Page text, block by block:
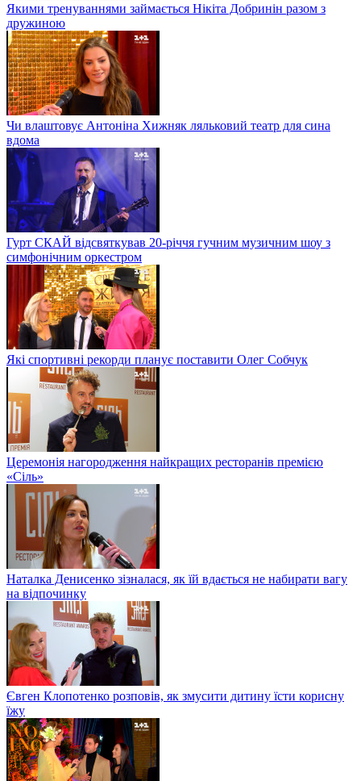
Якими тренуваннями займається Нікіта Добринін разом з
дружиною
Чи влаштовує Антоніна Хижняк ляльковий театр для сина
вдома
Гурт СКАЙ відсвяткував 20-річчя гучним музичним шоу з
симфонічним оркестром
Які спортивні рекорди планує поставити Олег Собчук
Церемонія нагородження найкращих ресторанів премією
«Сіль»
Наталка Денисенко зізналася, як їй вдається не набирати вагу
на відпочинку
Євген Клопотенко розповів, як змусити дитину їсти корисну
їжу